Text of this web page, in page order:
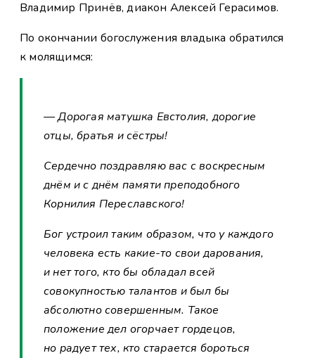
Владимир Принёв, диакон Алексей Герасимов.
По окончании богослужения владыка обратился
к молящимся:
— Дорогая матушка Евстолия, дорогие
отцы, братья и сёстры!
Сердечно поздравляю вас с воскресным
днём и с днём памяти преподобного
Корнилия Переславского!
Бог устроил таким образом, что у каждого
человека есть какие-то свои дарования,
и нет того, кто бы обладал всей
совокупностью талантов и был бы
абсолютно совершенным. Такое
положение дел огорчает гордецов,
но радует тех, кто старается бороться